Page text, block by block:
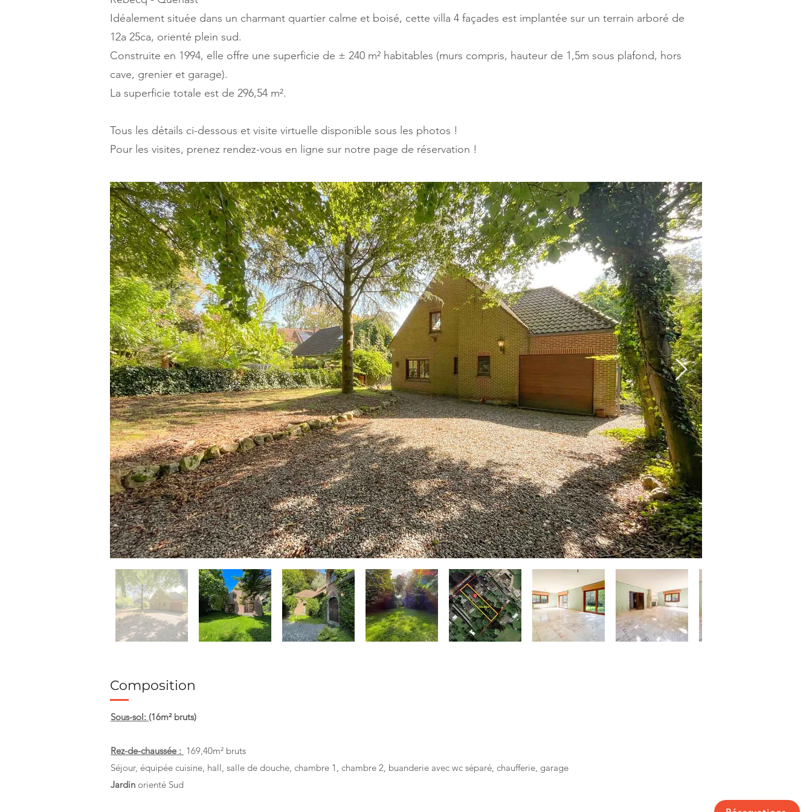
Idéalement située dans un charmant quartier calme et boisé, cette villa 4 façades est implantée sur un terrain arboré de
12a 25ca, orienté plein sud.
Construite en 1994, elle offre une superficie de ± 240 m² habitables (murs compris, hauteur de 1,5m sous plafond, hors
cave, grenier et garage).
La superficie totale est de 296,54 m².
Tous les détails ci-dessous et visite virtuelle disponible sous les photos !
Pour les visites, prenez rendez-vous en ligne sur notre page de réservation !
Composition
Sous-sol: (16m² bruts)
Rez-de-chaussée : 169,40m² bruts
Séjour, équipée cuisine, hall, salle de douche, chambre 1, chambre 2, buanderie avec wc séparé, chaufferie, garage
Jardin orienté Sud